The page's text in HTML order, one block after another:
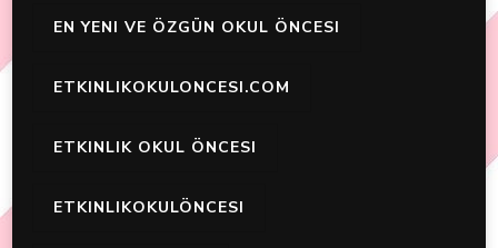
EN YENI VE ÖZGÜN OKUL ÖNCESI
ETKINLIKOKULONCESI.COM
ETKINLIK OKUL ÖNCESI
ETKINLIKOKULÖNCESI